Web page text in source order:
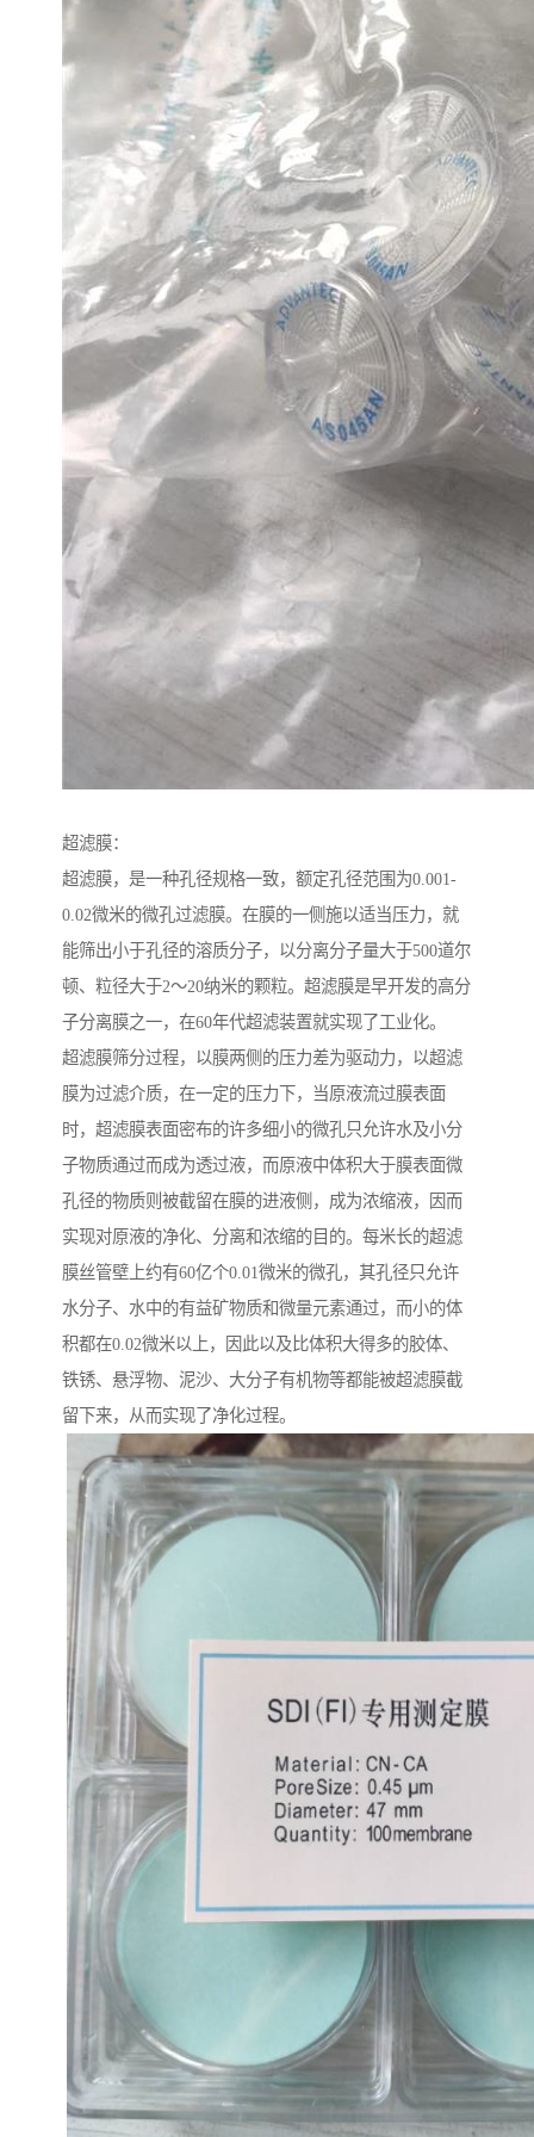
超滤膜：
超滤膜，是一种孔径规格一致，额定孔径范围为0.001-
0.02微米的微孔过滤膜。在膜的一侧施以适当压力，就
能筛出小于孔径的溶质分子，以分离分子量大于500道尔
顿、粒径大于2～20纳米的颗粒。超滤膜是早开发的高分
子分离膜之一，在60年代超滤装置就实现了工业化。
超滤膜筛分过程，以膜两侧的压力差为驱动力，以超滤
膜为过滤介质，在一定的压力下，当原液流过膜表面
时，超滤膜表面密布的许多细小的微孔只允许水及小分
子物质通过而成为透过液，而原液中体积大于膜表面微
孔径的物质则被截留在膜的进液侧，成为浓缩液，因而
实现对原液的净化、分离和浓缩的目的。每米长的超滤
膜丝管壁上约有60亿个0.01微米的微孔，其孔径只允许
水分子、水中的有益矿物质和微量元素通过，而小的体
积都在0.02微米以上，因此以及比体积大得多的胶体、
铁锈、悬浮物、泥沙、大分子有机物等都能被超滤膜截
留下来，从而实现了净化过程。